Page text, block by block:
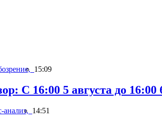
15:09
С 16:00 5 августа до 16:00
анализ, 14:51